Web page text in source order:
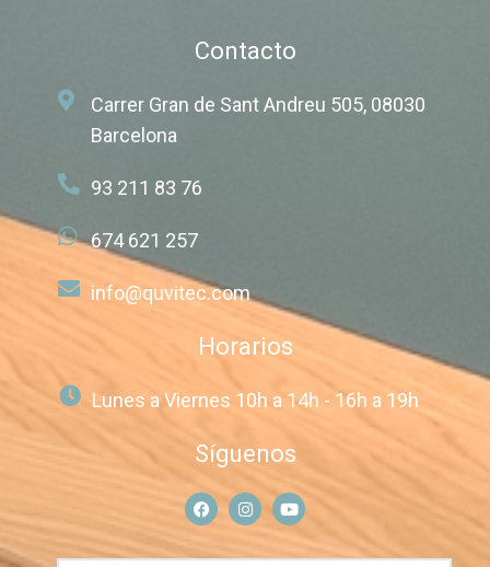
Contacto
Carrer Gran de Sant Andreu 505, 08030
Barcelona
93 211 83 76
674 621 257
info@quvitec.com
Horarios
Lunes a Viernes 10h a 14h - 16h a 19h
Síguenos